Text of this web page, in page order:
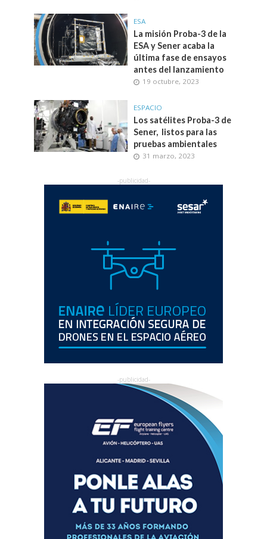
ESA
La misión Proba-3 de la
ESA y Sener acaba la
última fase de ensayos
antes del lanzamiento
19 octubre, 2023
ESPACIO
Los satélites Proba-3 de
Sener, listos para las
pruebas ambientales
31 marzo, 2023